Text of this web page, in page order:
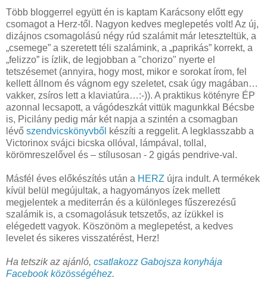
Több bloggerrel együtt én is kaptam Karácsony előtt egy
csomagot a Herz-től. Nagyon kedves meglepetés volt! Az új,
dizájnos csomagolású négy rúd szalámit már leteszteltük, a
„csemege” a szeretett téli szalámink, a „paprikás” korrekt, a
„felizzo” is ízlik, de legjobban a "chorizo" nyerte el
tetszésemet (annyira, hogy most, mikor e sorokat írom, fel
kellett állnom és vágnom egy szeletet, csak úgy magában…
vakker, zsíros lett a klaviatúra…:-)). A praktikus kötényre ÉP
azonnal lecsapott, a vágódeszkát vittük magunkkal Bécsbe
is, Picilány pedig már két napja a szintén a csomagban
lévő szendvicskönyvből készíti a reggelit. A legklasszabb a
Victorinox svájci bicska ollóval, lámpával, tollal,
körömreszelővel és – stílusosan - 2 gigás pendrive-val.
Másfél éves előkészítés után a HERZ újra indult. A termékek
kívül belül megújultak, a hagyományos ízek mellett
megjelentek a mediterrán és a különleges fűszerezésű
szalámik is, a csomagolásuk tetszetős, az ízükkel is
elégedett vagyok. Köszönöm a meglepetést, a kedves
levelet és sikeres visszatérést, Herz!
Ha tetszik az ajánló, csatlakozz Gabojsza konyhája
Facebook közösségéhez.